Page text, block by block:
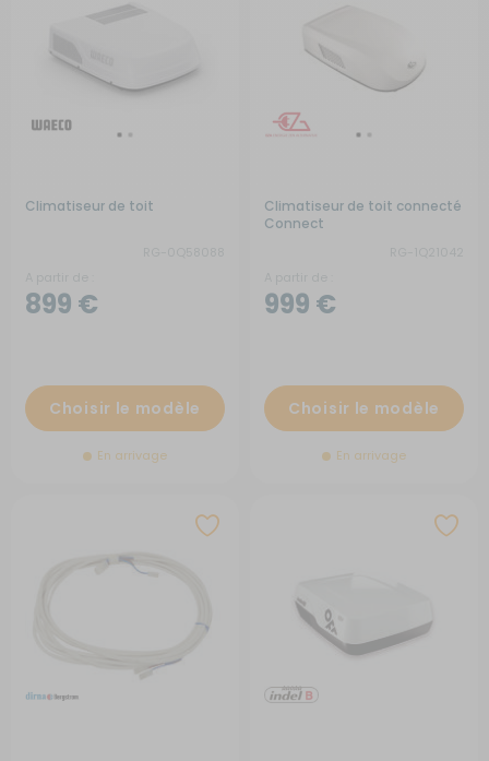
Climatiseur de toit
899 €
Choisir le modèle
En arrivage
Climatiseur de toit connecté
Connect
999 €
Choisir le modèle
En arrivage